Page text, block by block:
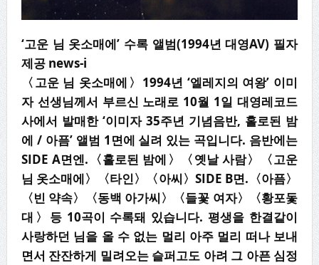
‘고운 님 옷소매에’ 수록 앨범(1994년 대영AV) 필자
제공 news-i
〈고운 님 옷소매에 〉 1994년 ‘엘레지의 여왕’ 이미
자 선생님께서 부르신 노래로 10월 1일 대영레코드
사에서 발매한 ‘이미자 35주년 기념음반, 홀로된 밤
에 / 아픔’ 앨범 1 면에 실려 있는 곡입니다. 음반에는
SIDE A면엔. 〈홀로된 밤에 〉〈옛날 사람〉〈고운
님 옷소매에〉〈타인〉〈아씨〉SIDE B면. 〈아픔〉
〈빈 약속〉〈동백 아가씨〉〈들꽃 여자〉〈황포돛
대 〉 등 10곡이 수록돼 있습니다.평생을 한결같이
사랑하던 님을 올 수 없는 멀리 아주 멀리 떠나 보내
면서 잔잔하게 밀려오는 슬퍼고도 아려 그 아픈 심정